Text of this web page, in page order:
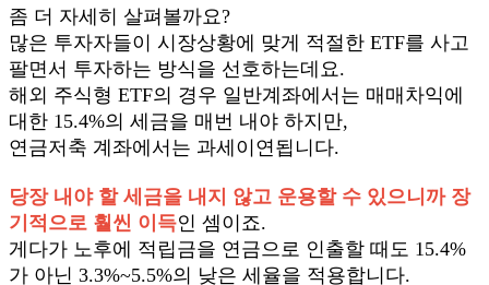
좀 더 자세히 살펴볼까요?
많은 투자자들이 시장상황에 맞게 적절한 ETF를 사고
팔면서 투자하는 방식을 선호하는데요.
해외 주식형 ETF의 경우 일반계좌에서는 매매차익에
대한 15.4%의 세금을 매번 내야 하지만,
연금저축 계좌에서는 과세이연됩니다.
당장 내야 할 세금을 내지 않고 운용할 수 있으니까 장
기적으로 훨씬 이득인 셈이죠.
게다가 노후에 적립금을 연금으로 인출할 때도 15.4%
가 아닌 3.3%~5.5%의 낮은 세율을 적용합니다.